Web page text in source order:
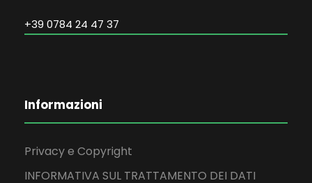
+39 0784 24 47 37
Informazioni
Privacy e Copyright
INFORMATIVA SUL TRATTAMENTO DEI DATI